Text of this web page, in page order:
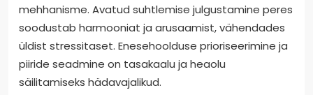
mehhanisme. Avatud suhtlemise julgustamine peres
soodustab harmooniat ja arusaamist, vähendades
üldist stressitaset. Enesehoolduse prioriseerimine ja
piiride seadmine on tasakaalu ja heaolu
säilitamiseks hädavajalikud.